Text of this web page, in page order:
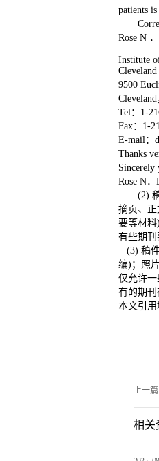
patients
Rose N
Institute
9500
Tel：1-
Fax：1-
E-mail：
Thanks
Sincerely
Rose N．
(2)
摘页、
要等材
有些期刊
(3) 稿
编)；照
仅允许一
有的期刊
本文引用
上一篇
相关